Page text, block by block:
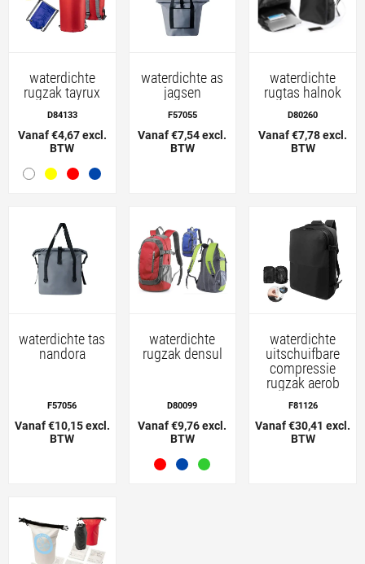
waterdichte
rugzak tayrux
D84133
Vanaf €4,67 excl.
BTW
waterdichte as
jagsen
F57055
Vanaf €7,54 excl.
BTW
waterdichte
rugtas halnok
D80260
Vanaf €7,78 excl.
BTW
waterdichte tas
nandora
F57056
Vanaf €10,15 excl.
BTW
waterdichte
rugzak densul
D80099
Vanaf €9,76 excl.
BTW
waterdichte
uitschuifbare
compressie
rugzak aerob
F81126
Vanaf €30,41 excl.
BTW